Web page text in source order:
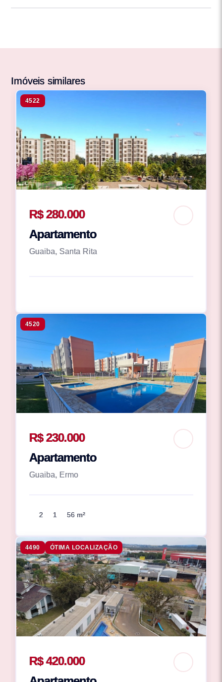
Imóveis similares
4522
R$ 280.000
Apartamento
Guaiba, Santa Rita
4520
R$ 230.000
Apartamento
Guaiba, Ermo
2 1 56 m²
4490 ÓTIMA LOCALIZAÇÃO
R$ 420.000